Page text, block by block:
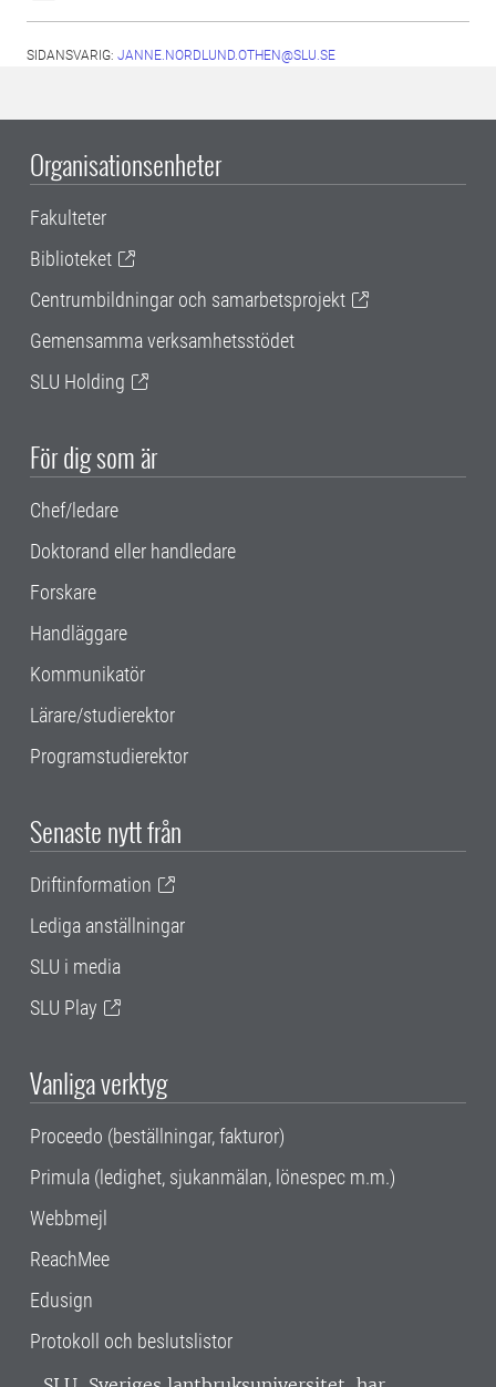
SIDANSVARIG: JANNE.NORDLUND.OTHEN@SLU.SE
Organisationsenheter
Fakulteter
Biblioteket
Centrumbildningar och samarbetsprojekt
Gemensamma verksamhetsstödet
SLU Holding
För dig som är
Chef/ledare
Doktorand eller handledare
Forskare
Handläggare
Kommunikatör
Lärare/studierektor
Programstudierektor
Senaste nytt från
Driftinformation
Lediga anställningar
SLU i media
SLU Play
Vanliga verktyg
Proceedo (beställningar, fakturor)
Primula (ledighet, sjukanmälan, lönespec m.m.)
Webbmejl
ReachMee
Edusign
Protokoll och beslutslistor